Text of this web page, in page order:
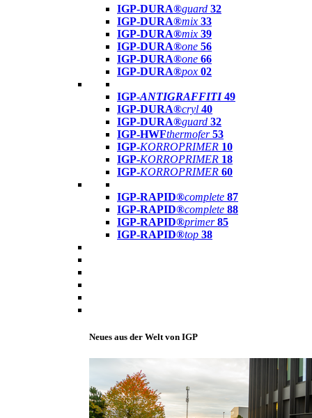
IGP-DURA®guard 32
IGP-DURA®mix 33
IGP-DURA®mix 39
IGP-DURA®one 56
IGP-DURA®one 66
IGP-DURA®pox 02
IGP-ANTIGRAFFITI49
IGP-DURA®cryl 40
IGP-DURA®guard 32
IGP-HWFthermofer 53
IGP-KORROPRIMER 10
IGP-KORROPRIMER 18
IGP-KORROPRIMER 60
IGP-RAPID®complete 87
IGP-RAPID®complete 88
IGP-RAPID®primer 85
IGP-RAPID®top 38
Neues aus der Welt von IGP